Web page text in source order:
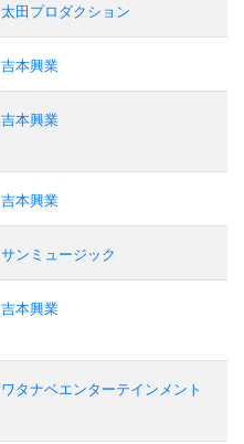
太田プロダクション
吉本興業
吉本興業
吉本興業
サンミュージック
吉本興業
ワタナベエンターテインメント